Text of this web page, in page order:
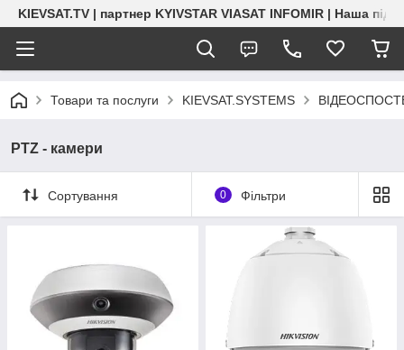
KIEVSAT.TV | партнер KYIVSTAR VIASAT INFOMIR | Наша
Товари та послуги KIEVSAT.SYSTEMS
PTZ - камери
Сортування 0 Фільтри